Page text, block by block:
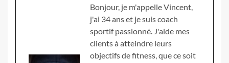
Bonjour, je m'appelle Vincent,
j'ai 34 ans et je suis coach
sportif passionné. J'aide mes
clients à atteindre leurs
objectifs de fitness, que ce soit